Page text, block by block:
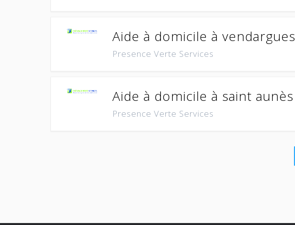
Aide à domicile à vendargues
Presence Verte Services
Aide à domicile à saint aunès
Presence Verte Services